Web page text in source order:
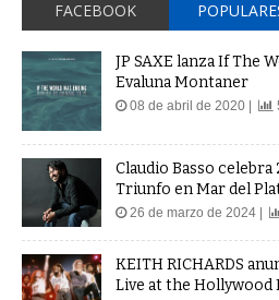
FACEBOOK
JP SAXE lanza If The
Evaluna Montaner
08 de abril de 2020 |
Claudio Basso
Triunfo en Mar del
26 de marzo de 2024 |
KEITH RICHARDS
Live at the Hollywood